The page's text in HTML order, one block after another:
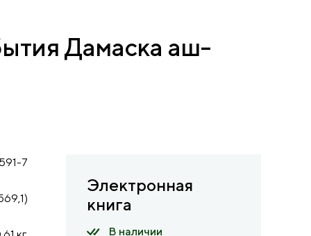
Дамаска аш-
7
Электронная
книга
В наличии